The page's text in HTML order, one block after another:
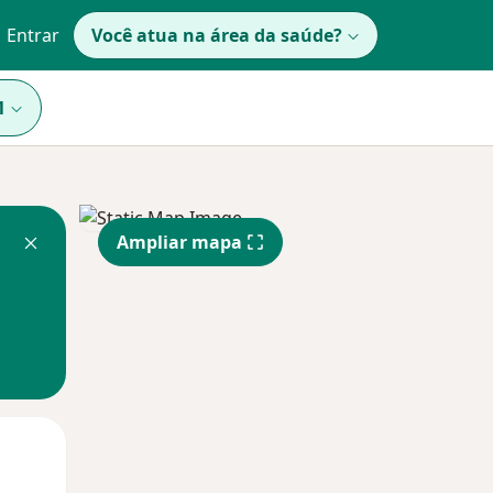
Entrar Você atua na área da saúde?
Ampliar mapa